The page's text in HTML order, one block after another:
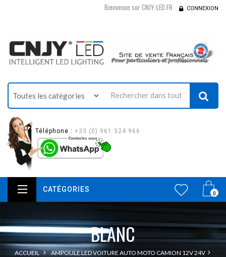
Bienvenue sur CNJY-LED.FR CONNEXION
Téléphone : +33 (0) 961 324 966
0
CATÉGORIES
BLANC
ACCUEIL
AMPOULE LED VOITURE AUTO MOTO CAMION 12V 24V